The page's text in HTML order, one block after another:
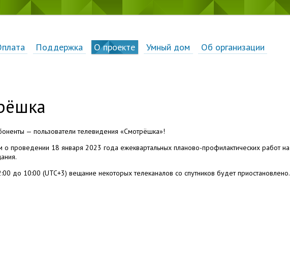
Поддержка О проекте Умный дом Об организации
— пользователи телевидения «Смотрёшка»!
проведении 18 января 2023 года ежеквартальных планово-профилактических работ на
до 10:00 (UTC+3) вещание некоторых телеканалов со спутников будет приостановлено.